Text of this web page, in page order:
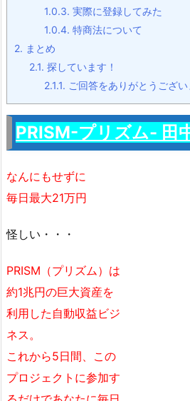
1.0.3. 実際に登録してみた
1.0.4. 特商法について
2. まとめ
2.1. 探しています！
2.1.1. ご回答をありがとうござい
PRISM-プリズム- 田
なんにもせずに
毎日最大21万円
怪しい・・・
PRISM（プリズム）は
約1兆円の巨大資産を
利用した自動収益ビジ
ネス。
これから5日間、この
プロジェクトに参加す